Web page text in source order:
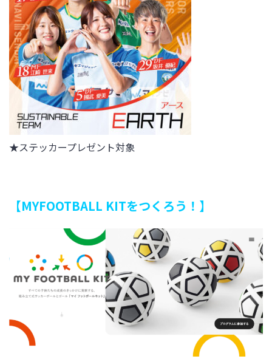
★ステッカープレゼント対象
【MYFOOTBALL KITをつくろう！ 】